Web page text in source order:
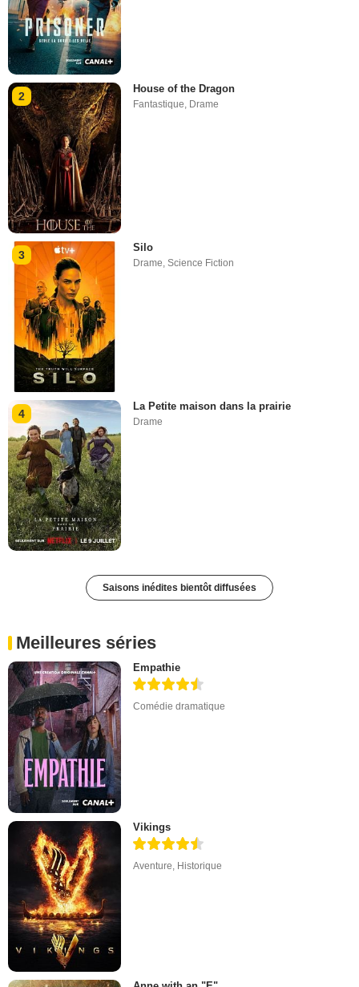
2
House of the Dragon
Fantastique Drame
3
Silo
Drame,Science Fiction
4
La Petite maison dans la prairie
Drame
Saisons inédites bientôt diffusées
Meilleures séries
Empathie
Comédie dramatique
Vikings
Aventure Historique